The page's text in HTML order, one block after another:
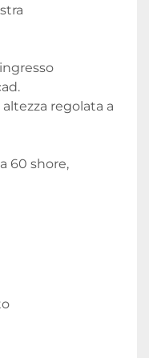
regolata a
60 shore,